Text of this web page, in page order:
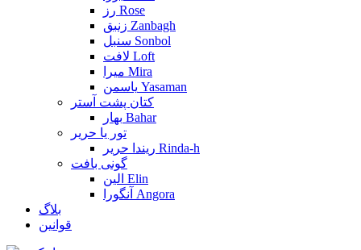
رز Rose
زنبق Zanbagh
سنبل Sonbol
لافت Loft
میرا Mira
یاسمن Yasaman
کتان پشت آستر
بهار Bahar
تور یا حریر
ریندا حریر Rinda-h
گونی بافت
الین Elin
آنگورا Angora
بلاگ
قوانین